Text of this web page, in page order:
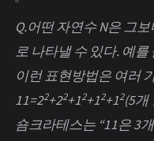
Q.어떤 자연수 N은 그
로 나타낼 수 있다. 예를
이런 표현방법은 여러
11=22+22+12+12+12(5개
숌크라테스는 “11은 3